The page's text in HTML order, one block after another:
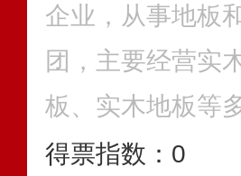
企业，从事地板
团，主要经营实
板、实木地板等
得票指数： 0